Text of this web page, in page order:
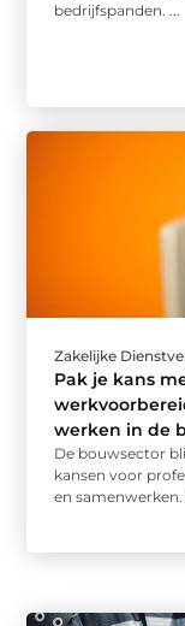
bedrijfspanden. ...
Zakelijke
Pak je kans
werken in de
De bouwsector
kansen voor
en samenwerken.